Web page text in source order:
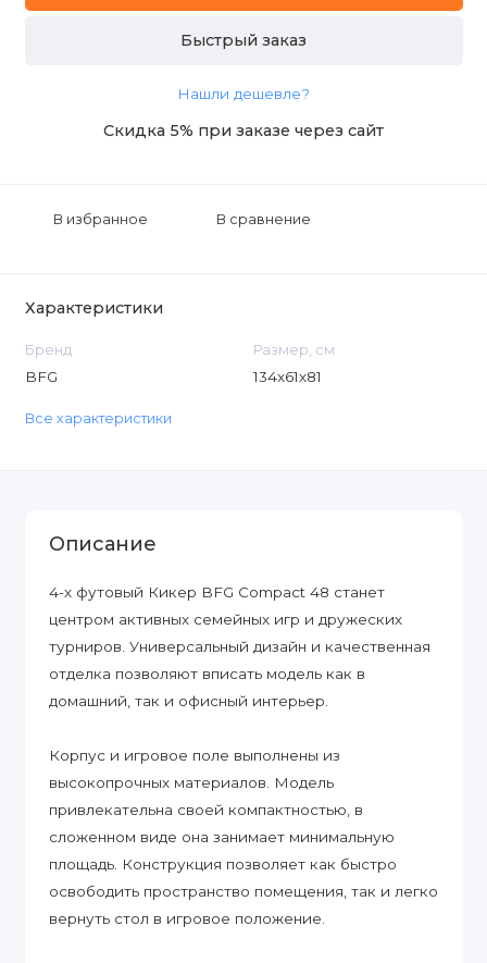
Быстрый заказ
Нашли дешевле?
Скидка 5% при заказе через сайт
В избранное В сравнение
Характеристики
Бренд
BFG
Размер, см
134х61х81
Все характеристики
Описание
4-х футовый Кикер BFG Compact 48 станет
центром активных семейных игр и дружеских
турниров. Универсальный дизайн и качественная
отделка позволяют вписать модель как в
домашний, так и офисный интерьер.
Корпус и игровое поле выполнены из
высокопрочных материалов. Модель
привлекательна своей компактностью, в
сложенном виде она занимает минимальную
площадь. Конструкция позволяет как быстро
освободить пространство помещения, так и легко
вернуть стол в игровое положение.